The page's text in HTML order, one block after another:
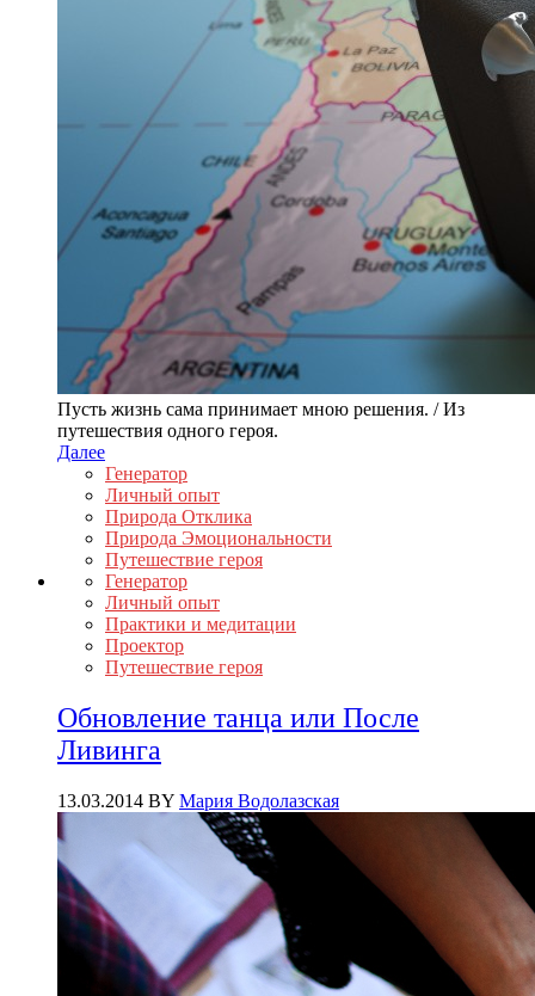
Пусть жизнь сама принимает мною решения. / Из
путешествия одного героя.
Далее
Генератор
Личный опыт
Природа Отклика
Природа Эмоциональности
Путешествие героя
Генератор
Личный опыт
Практики и медитации
Проектор
Путешествие героя
Обновление танца или После
Ливинга
13.03.2014 BY Мария Водолазская